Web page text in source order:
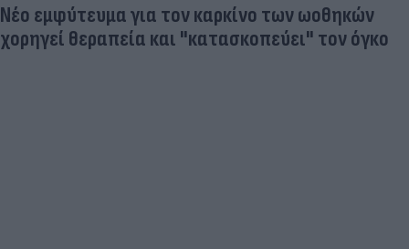
Νέο εμφύτευμα για τον καρκίνο των ωοθηκών
χορηγεί θεραπεία και "κατασκοπεύει" τον όγκο